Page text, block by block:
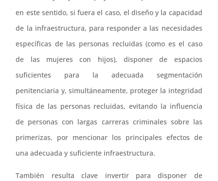
en este sentido, si fuera el caso, el diseño y la capacidad
de la infraestructura, para responder a las necesidades
específicas de las personas recluidas (como es el caso
de las mujeres con hijos), disponer de espacios
suficientes para la adecuada segmentación
penitenciaria y, simultáneamente, proteger la integridad
física de las personas recluidas, evitando la influencia
de personas con largas carreras criminales sobre las
primerizas, por mencionar los principales efectos de
una adecuada y suficiente infraestructura.
También resulta clave invertir para disponer de